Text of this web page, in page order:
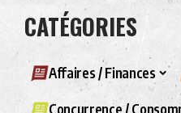
CATÉGORIES
Affaires / Finances
Concurrence /